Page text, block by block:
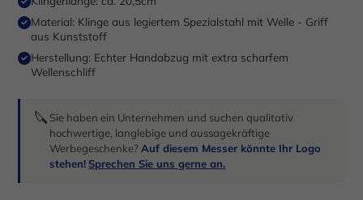
Material: Klinge aus legiertem Spezialstahl mit Welle - Griff
aus Kunststoff
Herstellung: Echter Handabzug mit extra scharfem
Wellenschliff
🔪Sie haben ein Unternehmen und suchen qualitativ
hochwertige, langlebige und aussagekräftige
Werbegeschenke?Auf diesem Messer könnte Ihr Logo
stehen! Sprechen Sie uns gerne an.
Anzeigen- und Inhaltsmessung.
Verwendung Ihrer Daten finden Sie in unserer
Datenschutzerklärung
Hier finden Sie eine Übersicht über alle verwendeten Cookies.
Sie können Ihre Einwilligung zu ganzen Kategorien geben oder
sich weitere Informationen anzeigen lassen und so nur
Alle akzeptieren Speichern
Nur essenzielle Cookies akzeptieren